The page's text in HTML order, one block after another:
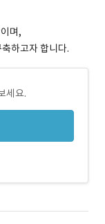
며,
하고자 합니다.
세요.